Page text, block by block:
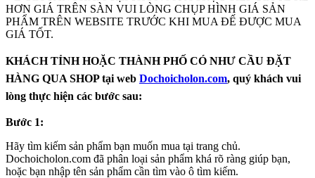
HƠN GIÁ TRÊN SÀN VUI LÒNG CHỤP HÌNH GIÁ SẢN
PHẨM TRÊN WEBSITE TRƯỚC KHI MUA ĐẾ ĐƯỢC MUA
GIÁ TỐT.
KHÁCH TỈNH HOẶC THÀNH PHỐ CÓ NHƯ CẦU ĐẶT
HÀNG QUA SHOP tại web Dochoicholon.com, quý khách vui
lòng thực hiện các bước sau:
Bước 1:
Hãy tìm kiếm sản phẩm bạn muốn mua tại trang chủ.
Dochoicholon.com đã phân loại sản phẩm khá rõ ràng giúp bạn,
hoặc bạn nhập tên sản phẩm cần tìm vào ô tìm kiếm.